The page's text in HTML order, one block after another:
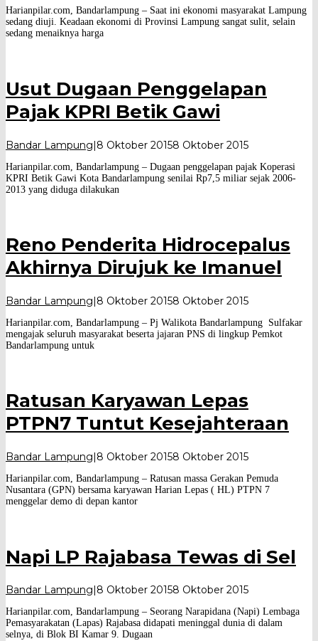
Pilar
Harianpilar.com, Bandarlampung – Saat ini ekonomi masyarakat Lampung
sedang diuji. Keadaan ekonomi di Provinsi Lampung sangat sulit, selain
sedang menaiknya harga
Usut Dugaan Penggelapan
Pajak KPRI Betik Gawi
Bandar Lampung|8 Oktober 20158 Oktober 2015oleh
Pilar
Harianpilar.com, Bandarlampung – Dugaan penggelapan pajak Koperasi
KPRI Betik Gawi Kota Bandarlampung senilai Rp7,5 miliar sejak 2006-
2013 yang diduga dilakukan
Reno Penderita Hidrocepalus
Akhirnya Dirujuk ke Imanuel
Bandar Lampung|8 Oktober 20158 Oktober 2015oleh
Pilar
Harianpilar.com, Bandarlampung – Pj Walikota Bandarlampung Sulfakar
mengajak seluruh masyarakat beserta jajaran PNS di lingkup Pemkot
Bandarlampung untuk
Ratusan Karyawan Lepas
PTPN7 Tuntut Kesejahteraan
Bandar Lampung|8 Oktober 20158 Oktober 2015oleh
Pilar
Harianpilar.com, Bandarlampung – Ratusan massa Gerakan Pemuda
Nusantara (GPN) bersama karyawan Harian Lepas ( HL) PTPN 7
menggelar demo di depan kantor
Napi LP Rajabasa Tewas di Sel
Bandar Lampung|8 Oktober 20158 Oktober 2015oleh
Pilar
Harianpilar.com, Bandarlampung – Seorang Narapidana (Napi) Lembaga
Pemasyarakatan (Lapas) Rajabasa didapati meninggal dunia di dalam
selnya, di Blok BI Kamar 9. Dugaan